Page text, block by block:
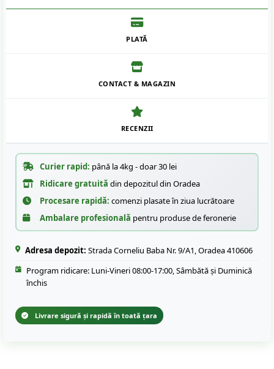
PLATĂ
CONTACT & MAGAZIN
RECENZII
Curier rapid: până la 4kg - doar 30 lei
Ridicare gratuită din depozitul din Oradea
Procesare rapidă: comenzi plasate în ziua lucrătoare
Ambalare profesională pentru produse de feronerie
Adresa depozit: Strada Corneliu Baba Nr. 9/A1, Oradea 410606
Program ridicare: Luni-Vineri 08:00-17:00, Sâmbătă și Duminică
închis
Livrare sigură și rapidă în toată țara